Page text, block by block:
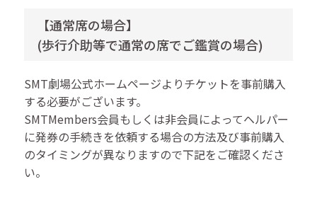
【通常席の場合】
(歩行介助等で通常の席でご鑑賞の場合)
SMT劇場公式ホームページよりチケットを事前購入
する必要がございます。
SMTMembers会員もしくは非会員によってヘルパー
に発券の手続きを依頼する場合の方法及び事前購入
のタイミングが異なりますので下記をご確認くださ
い。